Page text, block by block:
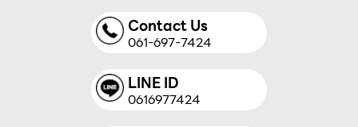
Contact Us
061-697-7424
LINE ID
0616977424